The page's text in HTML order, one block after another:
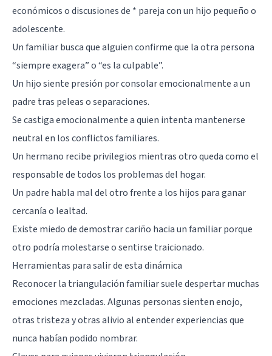
económicos o discusiones de * pareja con un hijo pequeño o
adolescente.
Un familiar busca que alguien confirme que la otra persona
“siempre exagera” o “es la culpable”.
Un hijo siente presión por consolar emocionalmente a un
padre tras peleas o separaciones.
Se castiga emocionalmente a quien intenta mantenerse
neutral en los conflictos familiares.
Un hermano recibe privilegios mientras otro queda como el
responsable de todos los problemas del hogar.
Un padre habla mal del otro frente a los hijos para ganar
cercanía o lealtad.
Existe miedo de demostrar cariño hacia un familiar porque
otro podría molestarse o sentirse traicionado.
Herramientas para salir de esta dinámica
Reconocer la triangulación familiar suele despertar muchas
emociones mezcladas. Algunas personas sienten enojo,
otras tristeza y otras alivio al entender experiencias que
nunca habían podido nombrar.